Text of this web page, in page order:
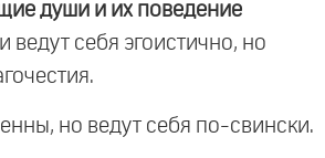
души и их поведение
себя эгоистично, но
но ведут себя по-свински.